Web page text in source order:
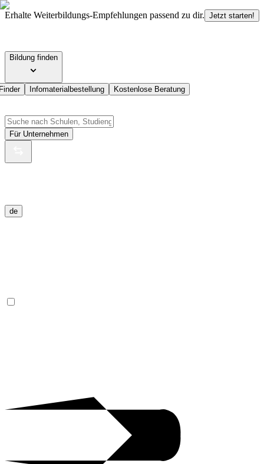
Erhalte Weiterbildungs-Empfehlungen passend zu dir. Jetzt starten!
Bildung finden
Infomaterialbestellung Kostenlose Beratung
Für Unternehmen
de